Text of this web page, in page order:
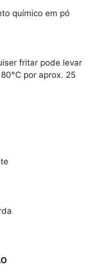
químico em pó
fritar pode levar
por aprox. 25